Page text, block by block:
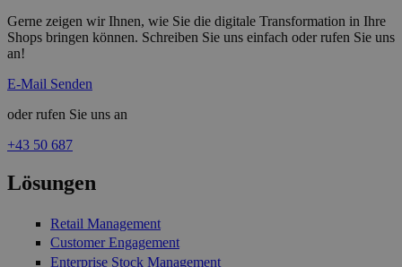
Gerne zeigen wir Ihnen, wie Sie die digitale Transformation in Ihre
Shops bringen können. Schreiben Sie uns einfach oder rufen Sie uns
an!
E-Mail Senden
oder rufen Sie uns an
+43 50 687
Lösungen
Retail Management
Customer Engagement
Enterprise Stock Management